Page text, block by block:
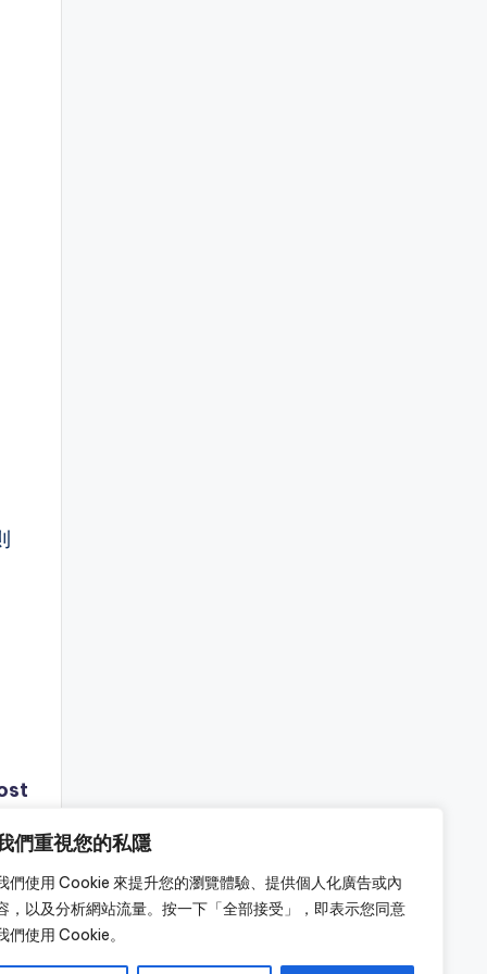
們重視您的私隱
們使用 Cookie 來提升您的瀏覽體驗、提供個人化廣告或內
，以及分析網站流量。按一下「全部接受」，即表示您同意
們使用 Cookie。